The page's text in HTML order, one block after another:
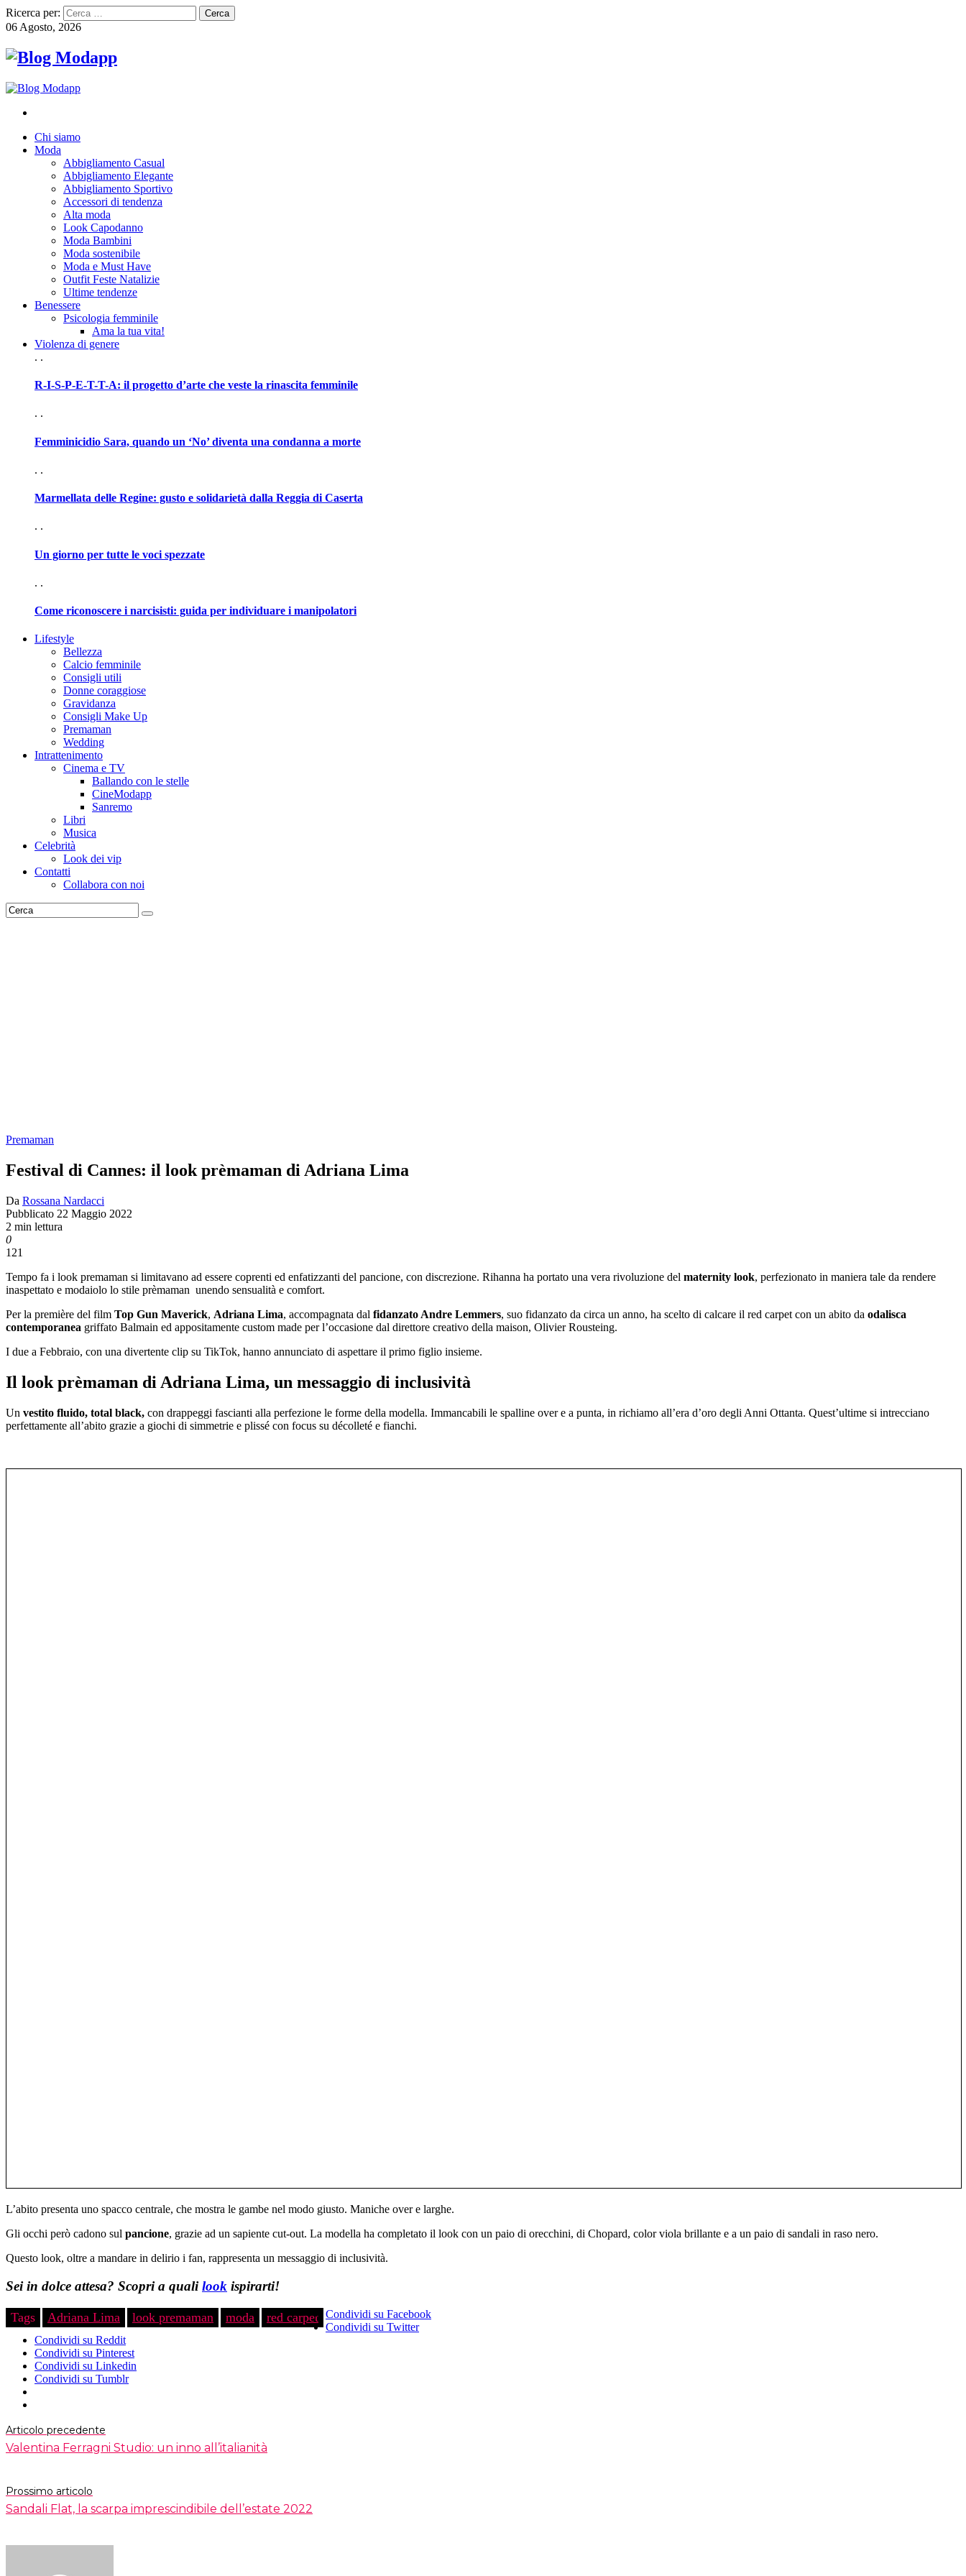
Ricerca per:
06 Agosto, 2026
Chi siamo
Moda
Abbigliamento Casual
Abbigliamento Elegante
Abbigliamento Sportivo
Accessori di tendenza
Alta moda
Look Capodanno
Moda Bambini
Moda sostenibile
Moda e Must Have
Outfit Feste Natalizie
Ultime tendenze
Benessere
Psicologia femminile
Ama la tua vita!
Violenza di genere
. .
R-I-S-P-E-T-T-A: il progetto d’arte che veste la rinascita femminile
. .
Femminicidio Sara, quando un ‘No’ diventa una condanna a morte
. .
Marmellata delle Regine: gusto e solidarietà dalla Reggia di Caserta
. .
Un giorno per tutte le voci spezzate
. .
Come riconoscere i narcisisti: guida per individuare i manipolatori
Lifestyle
Bellezza
Calcio femminile
Consigli utili
Donne coraggiose
Gravidanza
Consigli Make Up
Premaman
Wedding
Intrattenimento
Cinema e TV
Ballando con le stelle
CineModapp
Sanremo
Libri
Musica
Celebrità
Look dei vip
Contatti
Collabora con noi
Premaman
Festival di Cannes: il look prèmaman di Adriana Lima
Da Rossana Nardacci
Pubblicato 22 Maggio 2022
2 min lettura
0
121
Tempo fa i look premaman si limitavano ad essere coprenti ed enfatizzanti del pancione, con discrezione. Rihanna ha portato una vera rivoluzione del maternity look, perfezionato in maniera tale da rendere
inaspettato e modaiolo lo stile prèmaman unendo sensualità e comfort.
Per la première del film Top Gun Maverick, Adriana Lima, accompagnata dal fidanzato Andre Lemmers, suo fidanzato da circa un anno, ha scelto di calcare il red carpet con un abito da odalisca
contemporanea griffato Balmain ed appositamente custom made per l’occasione dal direttore creativo della maison, Olivier Rousteing.
I due a Febbraio, con una divertente clip su TikTok, hanno annunciato di aspettare il primo figlio insieme.
Il look prèmaman di Adriana Lima, un messaggio di inclusività
Un vestito fluido, total black, con drappeggi fascianti alla perfezione le forme della modella. Immancabili le spalline over e a punta, in richiamo all’era d’oro degli Anni Ottanta. Quest’ultime si intrecciano
perfettamente all’abito grazie a giochi di simmetrie e plissé con focus su décolleté e fianchi.
L’abito presenta uno spacco centrale, che mostra le gambe nel modo giusto. Maniche over e larghe.
Gli occhi però cadono sul pancione, grazie ad un sapiente cut-out. La modella ha completato il look con un paio di orecchini, di Chopard, color viola brillante e a un paio di sandali in raso nero.
Questo look, oltre a mandare in delirio i fan, rappresenta un messaggio di inclusività.
Sei in dolce attesa? Scopri a qualilook ispirarti!
Tags Adriana Lima look premaman moda red carpet Condividi su Facebook
Condividi su Twitter
Condividi su Reddit
Condividi su Pinterest
Condividi su Linkedin
Condividi su Tumblr
Articolo precedente
Valentina Ferragni Studio: un inno all’italianità
Prossimo articolo
Sandali Flat, la scarpa imprescindibile dell’estate 2022